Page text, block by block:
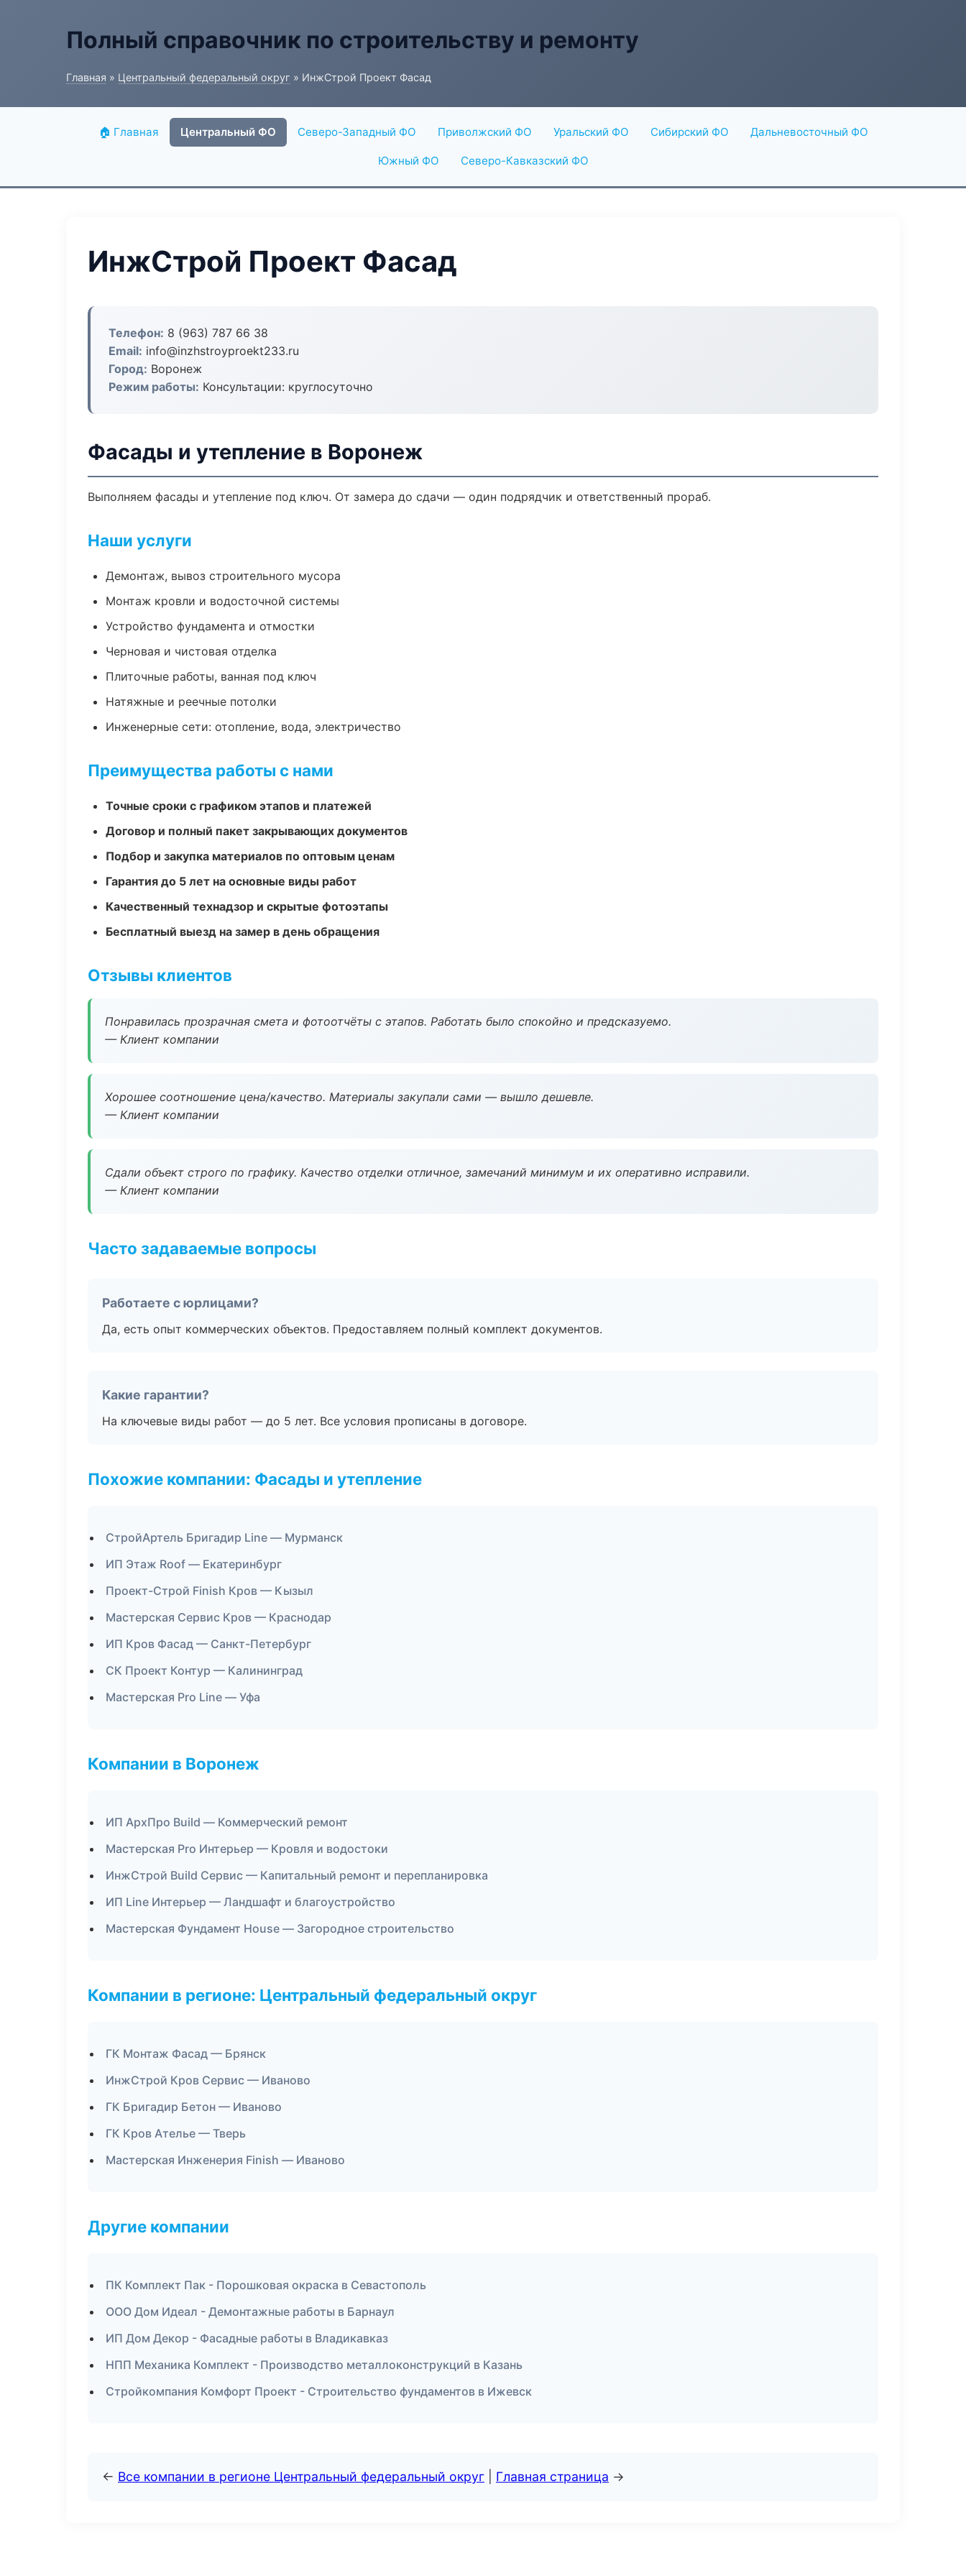
Полный справочник по строительству и ремонту
Главная » Центральный федеральный округ » ИнжСтрой Проект Фасад
🏠 Главная Центральный ФО Северо-Западный ФО Приволжский ФО Уральский ФО Сибирский ФО Дальневосточный ФО
Южный ФО Северо-Кавказский ФО
ИнжСтрой Проект Фасад
Телефон: 8 (963) 787 66 38
Email: info@inzhstroyproekt233.ru
Город: Воронеж
Режим работы: Консультации: круглосуточно
Фасады и утепление в Воронеж
Выполняем фасады и утепление под ключ. От замера до сдачи — один подрядчик и ответственный прораб.
Наши услуги
Демонтаж, вывоз строительного мусора
Монтаж кровли и водосточной системы
Устройство фундамента и отмостки
Черновая и чистовая отделка
Плиточные работы, ванная под ключ
Натяжные и реечные потолки
Инженерные сети: отопление, вода, электричество
Преимущества работы с нами
Точные сроки с графиком этапов и платежей
Договор и полный пакет закрывающих документов
Подбор и закупка материалов по оптовым ценам
Гарантия до 5 лет на основные виды работ
Качественный технадзор и скрытые фотоэтапы
Бесплатный выезд на замер в день обращения
Отзывы клиентов
Понравилась прозрачная смета и фотоотчёты с этапов. Работать было спокойно и предсказуемо.
— Клиент компании
Хорошее соотношение цена/качество. Материалы закупали сами — вышло дешевле.
— Клиент компании
Сдали объект строго по графику. Качество отделки отличное, замечаний минимум и их оперативно исправили.
— Клиент компании
Часто задаваемые вопросы
Работаете с юрлицами?
Да, есть опыт коммерческих объектов. Предоставляем полный комплект документов.
Какие гарантии?
На ключевые виды работ — до 5 лет. Все условия прописаны в договоре.
Похожие компании: Фасады и утепление
СтройАртель Бригадир Line — Мурманск
ИП Этаж Roof — Екатеринбург
Проект-Строй Finish Кров — Кызыл
Мастерская Сервис Кров — Краснодар
ИП Кров Фасад — Санкт-Петербург
СК Проект Контур — Калининград
Мастерская Pro Line — Уфа
Компании в Воронеж
ИП АрхПро Build — Коммерческий ремонт
Мастерская Pro Интерьер — Кровля и водостоки
ИнжСтрой Build Сервис — Капитальный ремонт и перепланировка
ИП Line Интерьер — Ландшафт и благоустройство
Мастерская Фундамент House — Загородное строительство
Компании в регионе: Центральный федеральный округ
ГК Монтаж Фасад — Брянск
ИнжСтрой Кров Сервис — Иваново
ГК Бригадир Бетон — Иваново
ГК Кров Ателье — Тверь
Мастерская Инженерия Finish — Иваново
Другие компании
ПК Комплект Пак - Порошковая окраска в Севастополь
ООО Дом Идеал - Демонтажные работы в Барнаул
ИП Дом Декор - Фасадные работы в Владикавказ
НПП Механика Комплект - Производство металлоконструкций в Казань
Стройкомпания Комфорт Проект - Строительство фундаментов в Ижевск
← Все компании в регионе Центральный федеральный округ Главная страница →